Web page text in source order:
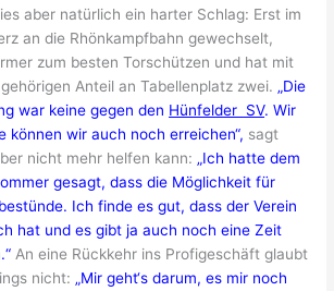
aber natürlich ein harter Schlag: Erst im
an die Rhönkampfbahn gewechselt,
zum besten Torschützen und hat mit
Anteil an Tabellenplatz zwei. „Die
war keine gegen den Hünfelder SV. Wir
können wir auch noch erreichen“, sagt
nicht mehr helfen kann: „Ich hatte dem
gesagt, dass die Möglichkeit für
Ich finde es gut, dass der Verein
hat und es gibt ja auch noch eine Zeit
An eine Rückkehr ins Profigeschäft glaubt
nicht: „Mir geht‘s darum, es mir noch